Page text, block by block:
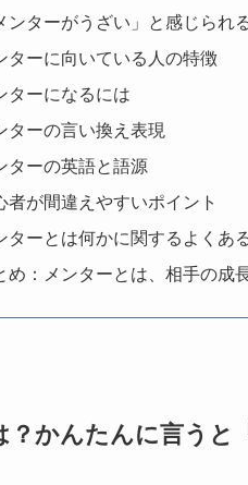
ンターがうざい」と感じられ
ターに向いている人の特徴
ターになるには
ターの言い換え表現
ターの英語と語源
者が間違えやすいポイント
ターとは何かに関するよくあ
め：メンターとは、相手の成
かんたんに言うと